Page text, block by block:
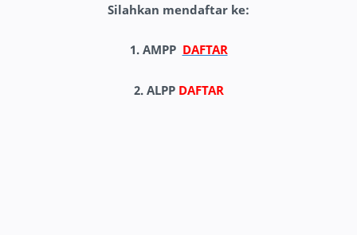
Silahkan mendaftar ke:
1. AMPP DAFTAR
2. ALPP DAFTAR